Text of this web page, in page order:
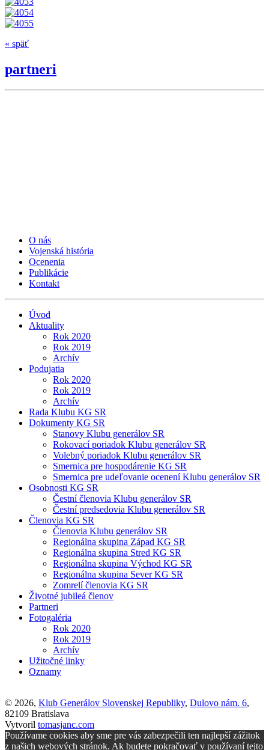
« späť
partneri
O nás
Vojenská história
Ocenenia
Publikácie
Kontakt
Úvod
Aktuality
Rok 2020
Rok 2019
Archív
Podujatia
Rok 2020
Rok 2019
Archív
Rada Klubu KG SR
Dokumenty KG SR
Stanovy Klubu generálov SR
Rokovací poriadok Klubu generálov SR
Volebný poriadok Klubu generálov SR
Smernica pre hospodárenie KG SR
Smernica pre udeľovanie ocenení Klubu generálov SR
Osobnosti KG SR
Čestní členovia Klubu generálov SR
Čestní predsedovia Klubu generálov SR
Členovia KG SR
Členovia Klubu generálov SR
Regionálna skupina Západ KG SR
Regionálna skupina Stred KG SR
Regionálna skupina Východ KG SR
Regionálna skupina Sever KG SR
Zomrelí členovia KG SR
Životné jubileá členov
Partneri
Fotogaléria
Rok 2020
Rok 2019
Archív
Užitočné linky
Oznamy
© 2026, Klub Generálov Slovenskej Republiky, Dulovo nám. 6,
82109 Bratislava
Vytvoril tomasjanc.com
Používame cookies aby sme pre vás zabezpečili ten najlepší zážitok
z našich webových stránok. Ak budete pokračovať v používaní tejto